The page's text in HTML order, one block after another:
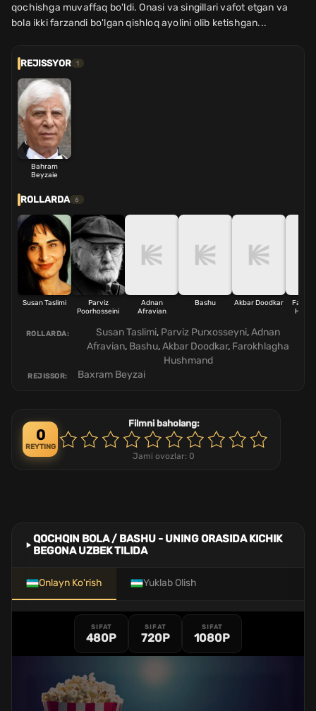
qochishga muvaffaq bo'ldi. Onasi va singillari vafot etgan va
bola ikki farzandi bo'lgan qishloq ayolini olib ketishgan...
REJISSYOR 1
Bahram
Beyzaie
ROLLARDA 6
Susan Taslimi
Parviz
Poorhosseini
Adnan
Afravian
Bashu Akbar Doodkar
ROLLARDA: Susan Taslimi, Parviz Purxosseyni,Adnan
Afravian, Bashu,Akbar Doodkar, Farokhlagha
Hushmand
REJISSOR: Baxram Beyzai
0
REYTING
Filmni baholang:
Jami ovozlar: 0
QOCHQIN BOLA / BASHU - UNING ORASIDA KICHIK
BEGONA UZBEK TILIDA
Onlayn Ko'rish Yuklab Olish
SIFAT
480P
SIFAT
720P
SIFAT
1080P